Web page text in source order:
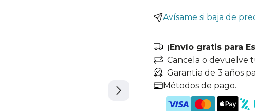
Avísame si baja de
¡Envío gratis para
Cancela o devuelve
Garantía de 3 años
Métodos de pago.